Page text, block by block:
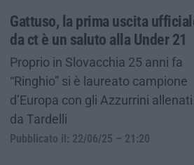
Gattuso, la prima uscita
da ct è un saluto alla Under 21
Proprio in Slovacchia 25 anni fa
“Ringhio” si è laureato campione
d’Europa con gli Azzurrini allenati
da Tardelli
Pubblicato il: 22/06/25 – 21:20